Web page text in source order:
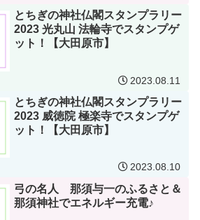
とちぎの神社仏閣スタンプラリー
2023 光丸山 法輪寺でスタンプゲ
ット！【大田原市】
2023.08.11
とちぎの神社仏閣スタンプラリー
2023 威徳院 極楽寺でスタンプゲ
ット！【大田原市】
2023.08.10
弓の名人 那須与一のふるさと＆
那須神社でエネルギー充電♪